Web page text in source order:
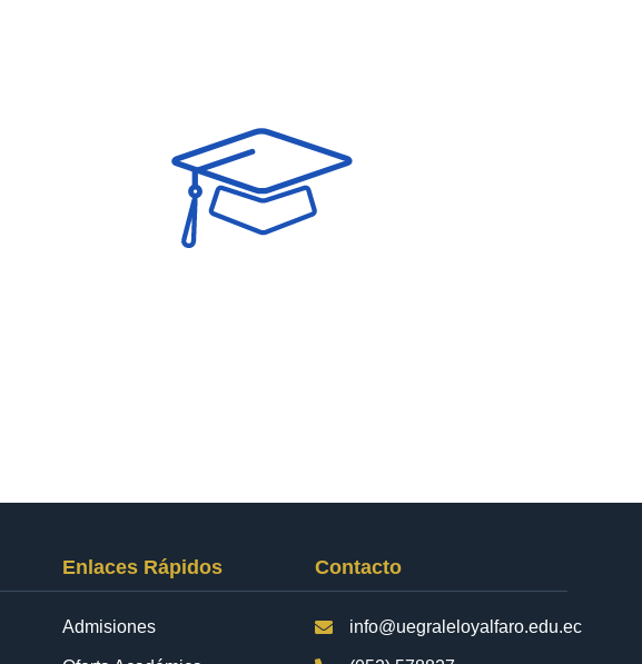
Enlaces Rápidos
Admisiones
Contacto
info@uegraleloyalfaro.edu.ec